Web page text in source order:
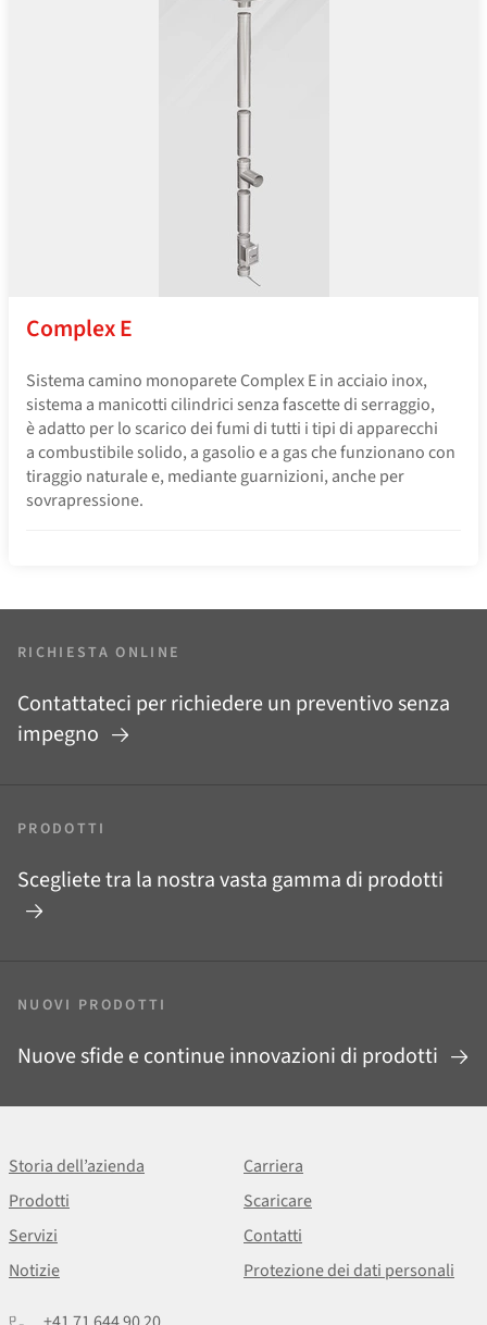
Complex E
Sistema camino monoparete Complex E in acciaio inox,
sistema a manicotti cilindrici senza fascette di serraggio,
è adatto per lo scarico dei fumi di tutti i tipi di apparecchi
a combustibile solido, a gasolio e a gas che funzionano con
tiraggio naturale e, mediante guarnizioni, anche per
sovrapressione.
RICHIESTA ONLINE
Contattateci per richiedere un preventivo senza
impegno
PRODOTTI
Scegliete tra la nostra vasta gamma di prodotti
NUOVI PRODOTTI
Nuove sfide e continue innovazioni di prodotti
Storia dell’azienda
Carriera
Prodotti
Scaricare
Servizi
Contatti
Notizie
Protezione dei dati personali